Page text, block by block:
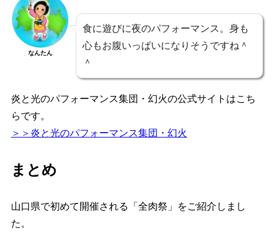
なんたん
食に遊びに夜のパフォーマンス。身も
心もお腹いっぱいになりそうですね＾
＾
炎と光のパフォーマンス集団・幻火の公式サイトはこち
らです。
＞＞炎と光のパフォーマンス集団・幻火
まとめ
山口県で初めて開催される「全肉祭」をご紹介しまし
た。